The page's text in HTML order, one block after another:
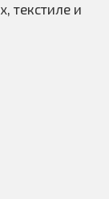
текстиле и